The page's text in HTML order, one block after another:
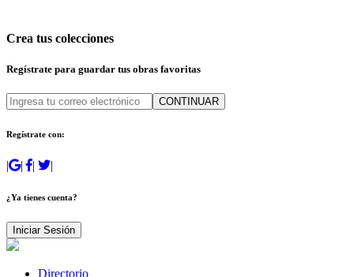
Crea tus colecciones
Regístrate para guardar tus obras favoritas
CONTINUAR
Regístrate con:
| | | |
¿Ya tienes cuenta?
Iniciar Sesión
Directorio